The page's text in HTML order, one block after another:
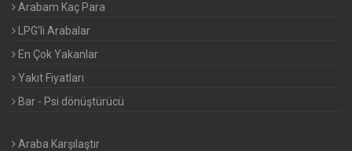
Arabam Kaç Para
LPG'li Arabalar
En Çok Yakanlar
Yakıt Fiyatları
Bar - Psi dönüştürücü
Araba Karşılaştır